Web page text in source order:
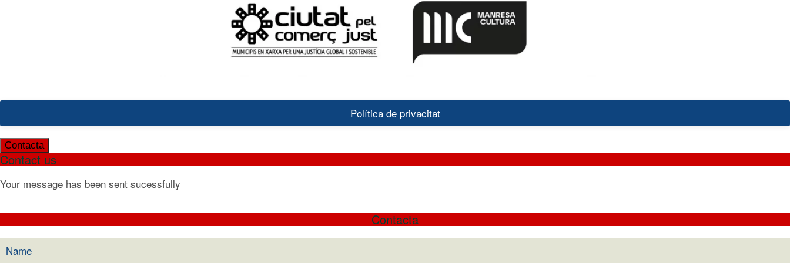
Política de privacitat
Contacta
Contact us
Your message has been sent sucessfully
Contacta